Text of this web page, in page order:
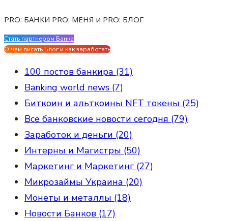
PRO: БАНКИ PRO: МЕНЯ и PRO: БЛОГ
Стать партнером Банка
О чем писать Блог и как заработать
100 постов банкира (31)
Banking world news (7)
Биткоин и альткоины NFT токены (25)
Все банковские новости сегодня (79)
Заработок и деньги (20)
Интерны и Магистры (50)
Маркетинг и Маркетинг (27)
Микрозаймы Украина (20)
Монеты и металлы (18)
Новости Банков (17)